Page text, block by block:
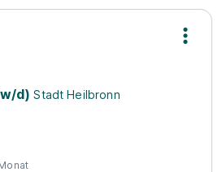
d) Stadt Heilbronn